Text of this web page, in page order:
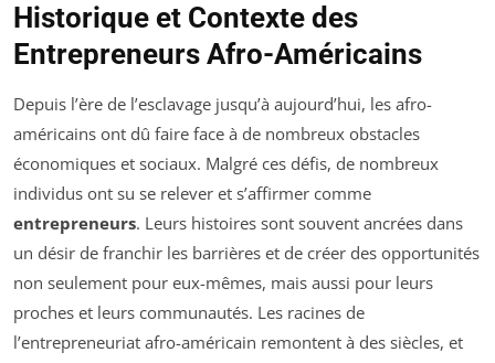
Historique et Contexte des
Entrepreneurs Afro-Américains
Depuis l’ère de l’esclavage jusqu’à aujourd’hui, les afro-
américains ont dû faire face à de nombreux obstacles
économiques et sociaux. Malgré ces défis, de nombreux
individus ont su se relever et s’affirmer comme
entrepreneurs. Leurs histoires sont souvent ancrées dans
un désir de franchir les barrières et de créer des opportunités
non seulement pour eux-mêmes, mais aussi pour leurs
proches et leurs communautés. Les racines de
l’entrepreneuriat afro-américain remontent à des siècles, et